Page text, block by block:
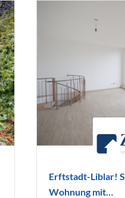
Erftstadt-Liblar!
Wohnung mit…